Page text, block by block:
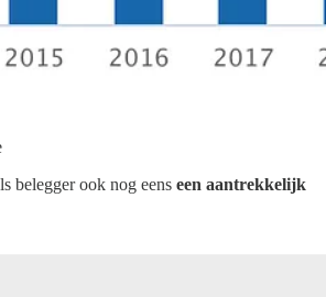
belegger ook nog eens een aantrekkelijk